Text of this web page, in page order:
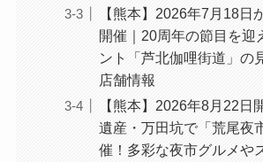
【熊本】2026年7月18日
開催｜20周年の節目を迎
ント「芦北伽哩街道」の
店舗情報
【熊本】2026年8月22日
遺産・万田坑で「荒尾夜
催！多彩な夜市グルメや